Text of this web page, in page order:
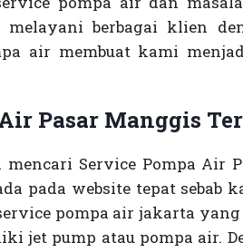
berbagai klien
air membuat kami
Pasar Manggis
Service Pompa Air
pada website tepat sebab
pompa air jakarta
jet pump atau pompa air.